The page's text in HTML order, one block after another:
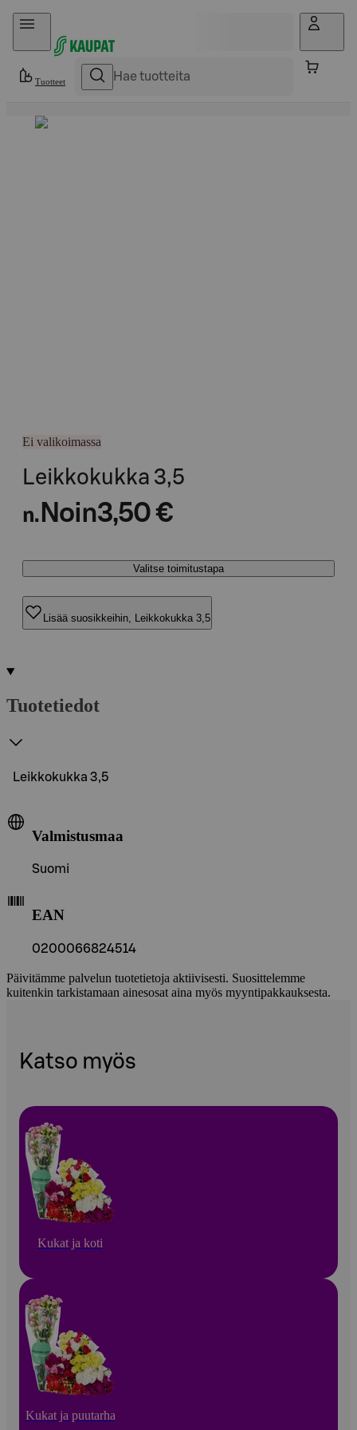
Hyppää sisältöön
Tuotteet
Ei valikoimassa
Leikkokukka 3,5
n. Noin3,50 €
Valitse toimitustapa
Lisää suosikkeihin, Leikkokukka 3,5
Tuotetiedot
Leikkokukka 3,5
Valmistusmaa
Suomi
EAN
0200066824514
Päivitämme palvelun tuotetietoja aktiivisesti. Suosittelemme
kuitenkin tarkistamaan ainesosat aina myös myyntipakkauksesta.
Katso myös
Kukat ja koti
Kukat ja puutarha